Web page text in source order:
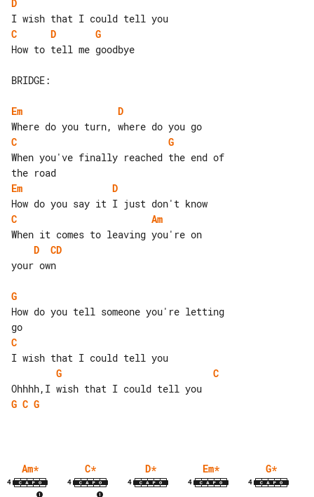
D
C
D
G
How to tell me goodbye
BRIDGE:
Em
D
C
G
When you've finally reached the end of
Em
D
C
Am
D
CD
your own
G
How do you tell someone you're letting
C
G
C
G C G
Am*
4
C*
4
D*
4
Em*
4
G*
4